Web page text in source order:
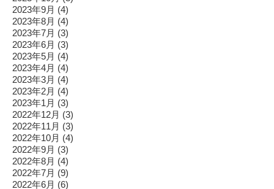
2023年9月 (4)
2023年8月 (4)
2023年7月 (3)
2023年6月 (3)
2023年5月 (4)
2023年4月 (4)
2023年3月 (4)
2023年2月 (4)
2023年1月 (3)
2022年12月 (3)
2022年11月 (3)
2022年10月 (4)
2022年9月 (3)
2022年8月 (4)
2022年7月 (9)
2022年6月 (6)